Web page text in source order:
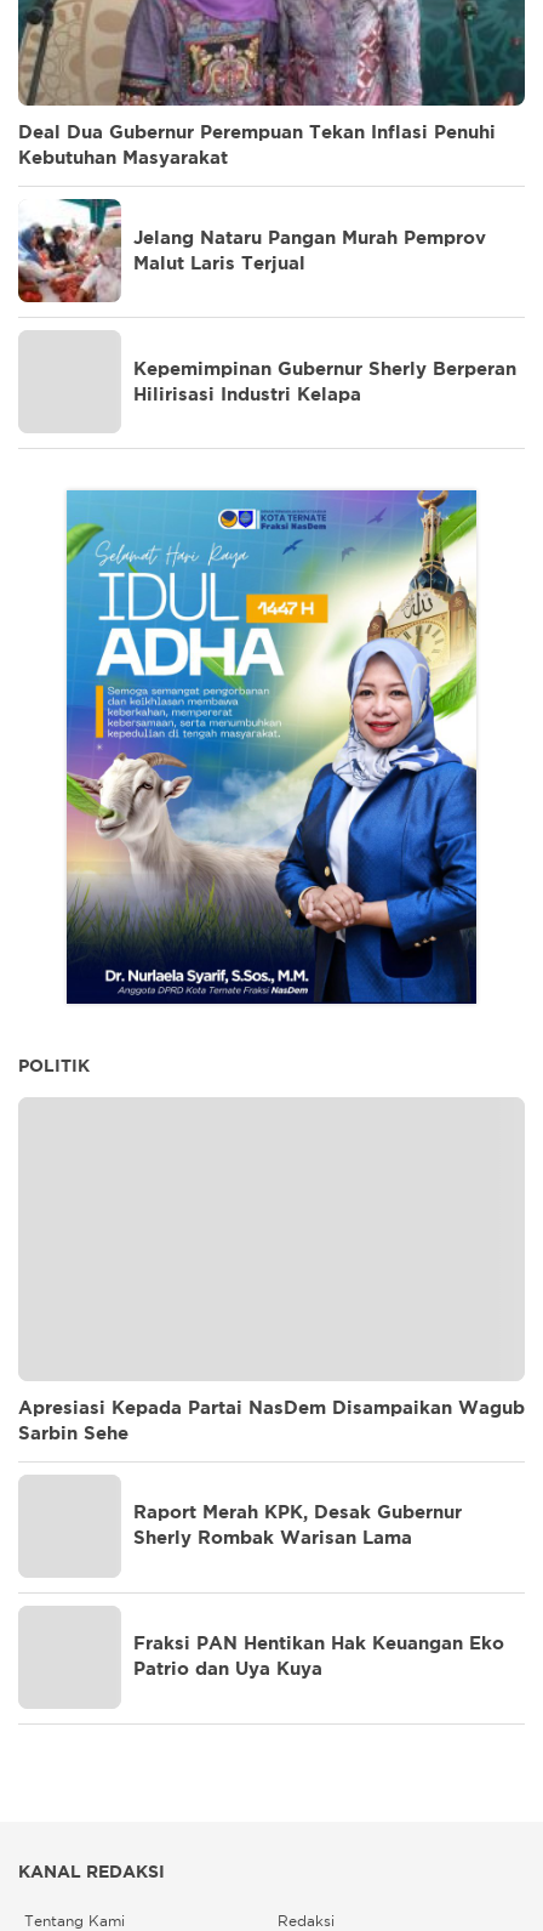
Deal Dua Gubernur Perempuan Tekan Inflasi Penuhi
Kebutuhan Masyarakat
Jelang Nataru Pangan Murah Pemprov
Malut Laris Terjual
Kepemimpinan Gubernur Sherly Berperan
Hilirisasi Industri Kelapa
POLITIK
Apresiasi Kepada Partai NasDem Disampaikan Wagub
Sarbin Sehe
Raport Merah KPK, Desak Gubernur
Sherly Rombak Warisan Lama
Fraksi PAN Hentikan Hak Keuangan Eko
Patrio dan Uya Kuya
KANAL REDAKSI
Tentang Kami Redaksi